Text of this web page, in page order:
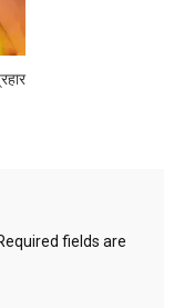
fields are